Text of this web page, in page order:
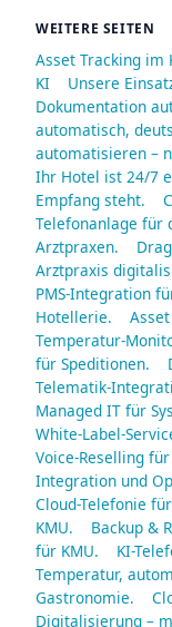
WEITERE SEITEN
Asset Tracking im
KI
Unsere
Dokumentation
automatisch,
automatisieren –
Ihr Hotel ist 24/7
Empfang steht.
Telefonanlage für
Arztpraxen.
Arztpraxis
PMS-Integration
Hotellerie.
Temperatur-
für Speditionen.
Telematik-
Managed IT für
White-Label-
Voice-Reselling
Integration und
Cloud-Telefonie
KMU.
Backup &
für KMU.
KI-
Temperatur,
Gastronomie.
Digitalisierung –